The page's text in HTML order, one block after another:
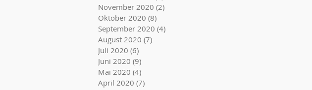
November 2020 (2)
Oktober 2020 (8)
September 2020 (4)
August 2020 (7)
Juli 2020 (6)
Juni 2020 (9)
Mai 2020 (4)
April 2020 (7)